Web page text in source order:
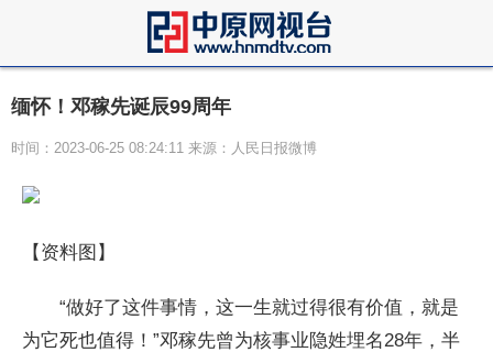
缅怀！邓稼先诞辰99周年
时间：2023-06-25 08:24:11 来源：人民日报微博
【资料图】
“做好了这件事情，这一生就过得很有价值，就是
为它死也值得！”邓稼先曾为核事业隐姓埋名28年，半